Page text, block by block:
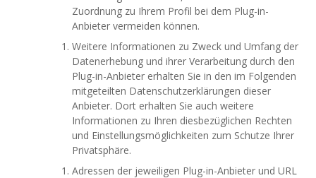
Zuordnung zu Ihrem Profil bei dem Plug-in-
Anbieter vermeiden können.
Weitere Informationen zu Zweck und Umfang der
Datenerhebung und ihrer Verarbeitung durch den
Plug-in-Anbieter erhalten Sie in den im Folgenden
mitgeteilten Datenschutzerklärungen dieser
Anbieter. Dort erhalten Sie auch weitere
Informationen zu Ihren diesbezüglichen Rechten
und Einstellungsmöglichkeiten zum Schutze Ihrer
Privatsphäre.
Adressen der jeweiligen Plug-in-Anbieter und URL